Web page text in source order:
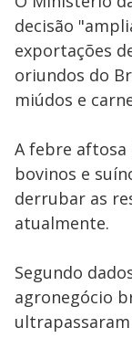
decisão
exportações
oriundos do
miúdos e
A febre aftosa
bovinos e
derrubar as
atualmente.
Segundo
agronegócio
ultrapassaram